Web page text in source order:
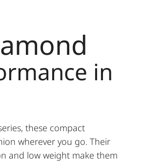
in
these compact
wherever you go. Their
and low weight make them